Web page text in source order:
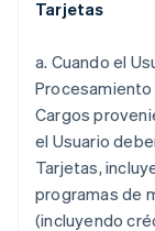
Tarjetas
a. Cuando el
Cargos
el Usuario
Tarjetas,
programas de
(incluyendo